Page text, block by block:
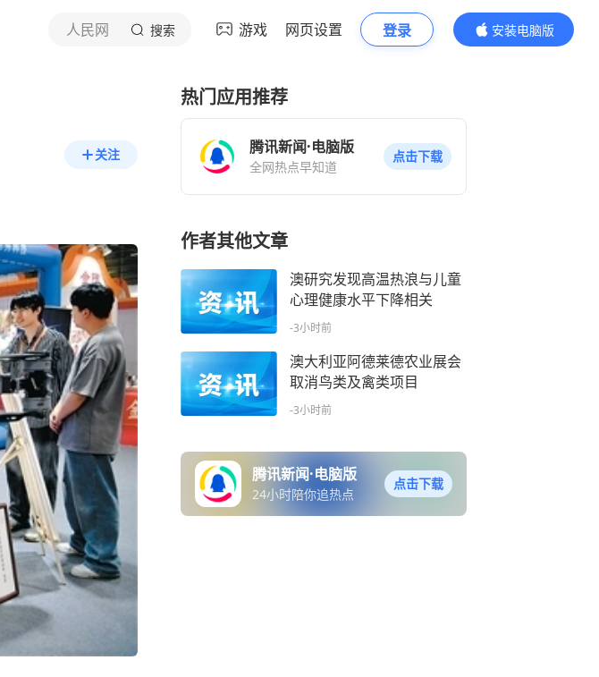
人民网 搜索 游戏 网页设置 登录
安装电脑版
内容更精彩
关注
热门应用推荐
腾讯新闻·电脑版
全网热点早知道
点击下载
作者其他文章
澳研究发现高温热浪与儿童
心理健康水平下降相关
-3小时前
澳大利亚阿德莱德农业展会
取消鸟类及禽类项目
-3小时前
腾讯新闻·电脑版
24小时陪你追热点
点击下载